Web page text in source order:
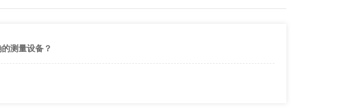
测量设备？